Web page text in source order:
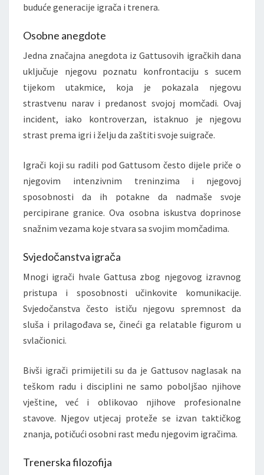
buduće generacije igrača i trenera.
Osobne anegdote
Jedna značajna anegdota iz Gattusovih igračkih dana
uključuje njegovu poznatu konfrontaciju s sucem
tijekom utakmice, koja je pokazala njegovu
strastvenu narav i predanost svojoj momčadi. Ovaj
incident, iako kontroverzan, istaknuo je njegovu
strast prema igri i želju da zaštiti svoje suigrače.
Igrači koji su radili pod Gattusom često dijele priče o
njegovim intenzivnim treninzima i njegovoj
sposobnosti da ih potakne da nadmaše svoje
percipirane granice. Ova osobna iskustva doprinose
snažnim vezama koje stvara sa svojim momčadima.
Svjedočanstva igrača
Mnogi igrači hvale Gattusa zbog njegovog izravnog
pristupa i sposobnosti učinkovite komunikacije.
Svjedočanstva često ističu njegovu spremnost da
sluša i prilagođava se, čineći ga relatable figurom u
svlačionici.
Bivši igrači primijetili su da je Gattusov naglasak na
teškom radu i disciplini ne samo poboljšao njihove
vještine, već i oblikovao njihove profesionalne
stavove. Njegov utjecaj proteže se izvan taktičkog
znanja, potičući osobni rast među njegovim igračima.
Trenerska filozofija